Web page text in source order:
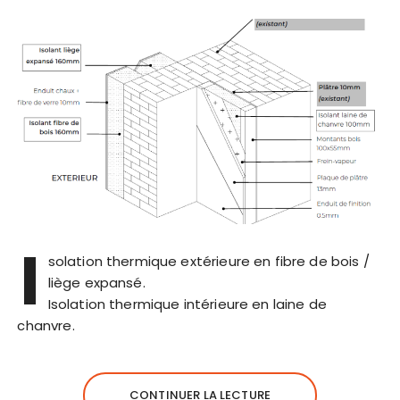
I
solation thermique extérieure en fibre de bois /
liège expansé.
Isolation thermique intérieure en laine de
chanvre.
CONTINUER LA LECTURE